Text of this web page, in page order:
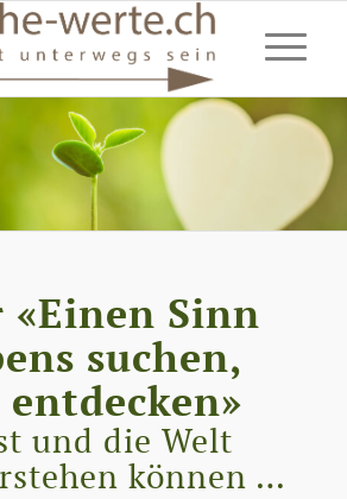
«Einen Sinn
suchen,
und die Welt
können …